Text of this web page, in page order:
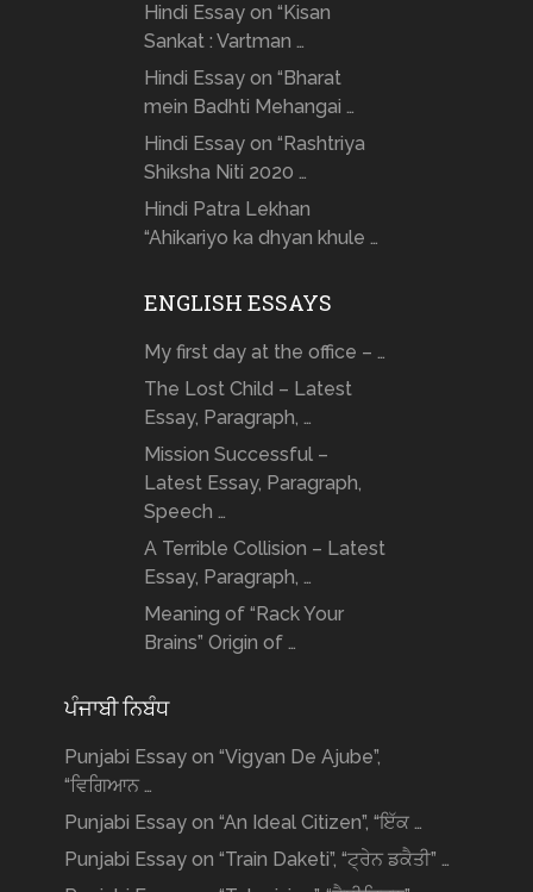
Hindi Essay on “Kisan
Sankat : Vartman …
Hindi Essay on “Bharat
mein Badhti Mehangai …
Hindi Essay on “Rashtriya
Shiksha Niti 2020 …
Hindi Patra Lekhan
“Ahikariyo ka dhyan khule …
ENGLISH ESSAYS
My first day at the office – …
The Lost Child – Latest
Essay, Paragraph, …
Mission Successful –
Latest Essay, Paragraph,
Speech …
A Terrible Collision – Latest
Essay, Paragraph, …
Meaning of “Rack Your
Brains” Origin of …
ਪੰਜਾਬੀ ਨਿਬੰਧ
Punjabi Essay on “Vigyan De Ajube”,
“ਵਿਗਿਆਨ …
Punjabi Essay on “An Ideal Citizen”, “ਇੱਕ …
Punjabi Essay on “Train Daketi”, “ਟ੍ਰੇਨ ਡਕੈਤੀ” …